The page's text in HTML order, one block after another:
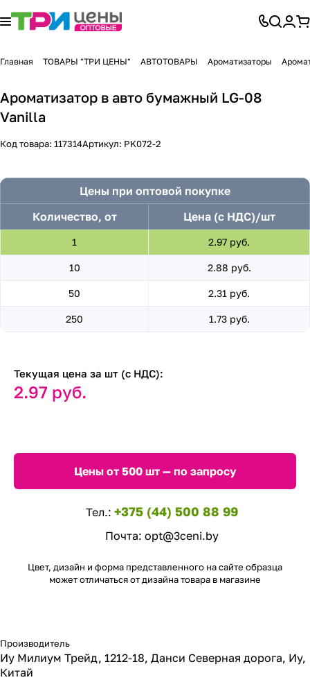
Главная ТОВАРЫ "ТРИ ЦЕНЫ" АВТОТОВАРЫ Ароматизаторы
Ароматизатор в авто бумажный LG-08
Vanilla
Код товара: 117314Артикул: PK072-2
Цены при оптовой покупке
Количество, от
Цена (с НДС)/шт
1 2.97 руб.
10 2.88 руб.
50 2.31 руб.
250 1.73 руб.
Текущая цена за шт (с НДС):
2.97 руб.
Цены от 500 шт — по запросу
Тел.: +375 (44) 500 88 99
Почта: opt@3ceni.by
Цвет, дизайн и форма представленного на сайте образца
может отличаться от дизайна товара в магазине
Производитель
Иу Милиум Трейд, 1212-18, Данси Северная дорога, Иу,
Китай